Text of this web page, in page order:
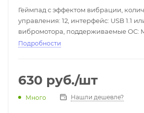
Геймпад с эффектом вибрации,
управления: 12, интерфейс: USB 1.1
вибромотора, поддерживаемые ОС:
XP SP2/SP3, Vista SP2, Windows 7 SP1,
Подробности
630 руб./шт
Много Нашли дешевле?